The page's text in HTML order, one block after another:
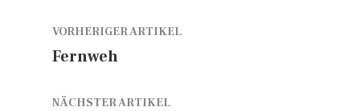
VORHERIGER ARTIKEL
Fernweh
NÄCHSTER ARTIKEL